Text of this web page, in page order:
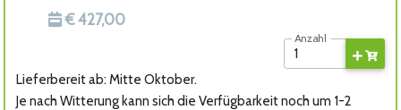
€ 427,00
Anzahl
Lieferbereit ab: Mitte Oktober.
Je nach Witterung kann sich die Verfügbarkeit noch um 1-2